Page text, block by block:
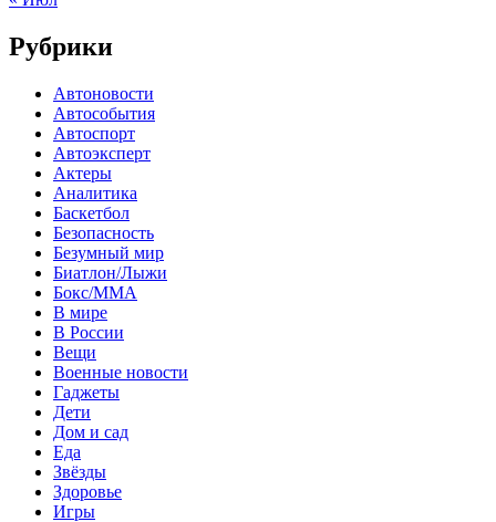
Рубрики
Автоновости
Автособытия
Автоспорт
Автоэксперт
Актеры
Аналитика
Баскетбол
Безопасность
Безумный мир
Биатлон/Лыжи
Бокс/MMA
В мире
В России
Вещи
Военные новости
Гаджеты
Дети
Дом и сад
Еда
Звёзды
Здоровье
Игры